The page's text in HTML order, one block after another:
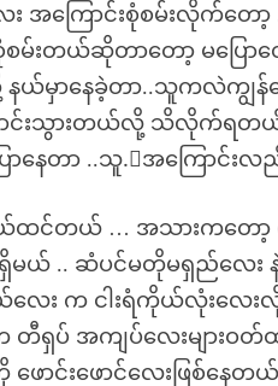
း အကြောင်းစုံစမ်းလိုက်တော့
တယ်ဆိုတာတော့ မပြော
ယ်မှာနေခဲ့တာ..သူကလဲကျွ
င်းသွားတယ်လို့ သိလိုက်ရတယ်
ာနေတာ ..သူ.့အကြောင်းလည်
င်တယ် … အသားကတော့ ဖွေ
ယ် .. ဆံပင်မတိုမရှည်လေး နဲ့
လေး က ငါးရံကိုယ်လုံးလေး
တီရှပ် အကျပ်လေးများ
ောင်းဖောင်လေးဖြစ်န